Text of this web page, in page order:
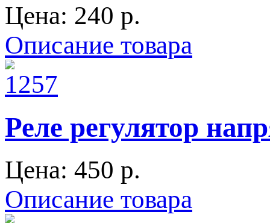
Цена: 240 p.
Описание товара
Реле регулятор
Цена: 450 p.
Описание товара